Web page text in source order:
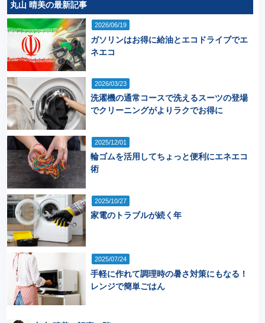
丸山 晴美の最新記事
2026/06/19
ガソリンはお得に給油とエコドライブでエ
ネエコ
2026/03/23
洗濯機の通常コースで洗えるスーツの登場
でクリーニングがよりラクでお得に
2025/12/01
輪ゴムを活用してちょっと便利にエネエコ
術
2025/10/27
家電のトラブルが続く年
2025/07/24
手軽に作れて調理時の暑さ対策にもなる！
レンジで簡単ごはん